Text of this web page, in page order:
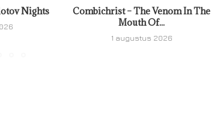
Nights
Combichrist – The Venom In The
Mouth Of...
1 augustus 2026